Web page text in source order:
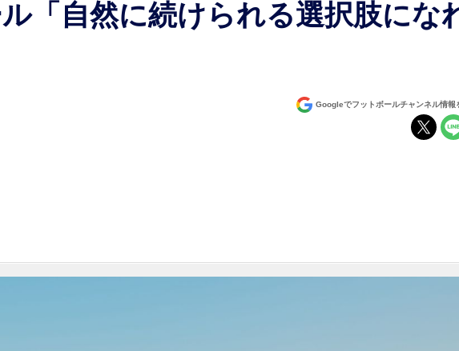
「自然に続けられる選択肢にな
Googleでフットボールチャンネル情報